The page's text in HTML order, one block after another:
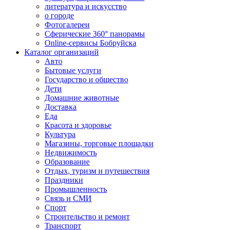
литература и искусство
о городе
Фотогалереи
Сферические 360° панорамы
Online-сервисы Бобруйска
Каталог организаций
Авто
Бытовые услуги
Государство и общество
Дети
Домашние животные
Доставка
Еда
Красота и здоровье
Культура
Магазины, торговые площадки
Недвижимость
Образование
Отдых, туризм и путешествия
Праздники
Промышленность
Связь и СМИ
Спорт
Строительство и ремонт
Транспорт